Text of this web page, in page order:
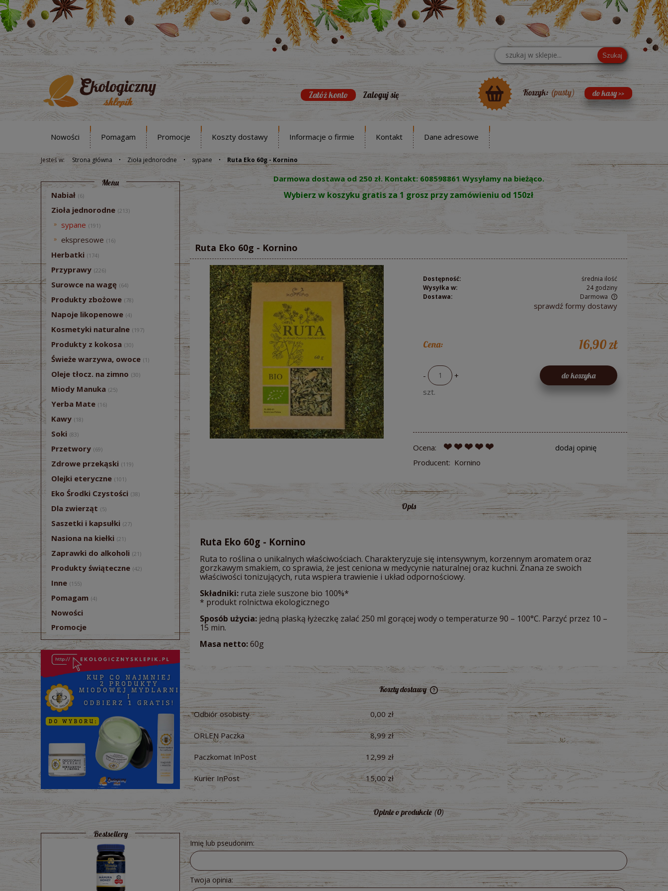
Szukaj
Załóż konto Zaloguj się Koszyk: (pusty)
Nowości Pomagam Promocje Koszty dostawy Informacje o firmie Kontakt Dane adresowe
Jesteś w: Strona główna Zioła jednorodne sypane Ruta Eko 60g - Kornino
Menu
Nabiał (6)
Zioła jednorodne (213)
sypane (191)
ekspresowe (16)
Herbatki (174)
Przyprawy (226)
Surowce na wagę (64)
Produkty zbożowe (78)
Napoje likopenowe (4)
Kosmetyki naturalne (197)
Produkty z kokosa (30)
Świeże warzywa, owoce (1)
Oleje tłocz. na zimno (30)
Miody Manuka (25)
Yerba Mate (16)
Kawy (18)
Soki (83)
Przetwory (69)
Zdrowe przekąski (119)
Olejki eteryczne (101)
Eko Środki Czystości (38)
Dla zwierząt (5)
Saszetki i kapsułki (27)
Nasiona na kiełki (21)
Zaprawki do alkoholi (21)
Produkty świąteczne (42)
Inne (155)
Pomagam (4)
Nowości
Promocje
Bestsellery
Darmowa dostawa od 250 zł. Kontakt: 608598861 Wysyłamy na bieżąco.
Wybierz w koszyku gratis za 1 grosz przy zamówieniu od 150zł
Ruta Eko 60g - Kornino
Dostępność:
średnia ilość
Wysyłka w:
24 godziny
Dostawa:
Darmowa
sprawdź formy dostawy
Cena: 16,90 zł
-
+
szt.
do koszyka
Ocena:
Producent: Kornino
dodaj opinię
Opis
Ruta Eko 60g - Kornino
Ruta to roślina o unikalnych właściwościach. Charakteryzuje się intensywnym, korzennym aromatem oraz
gorzkawym smakiem, co sprawia, że jest ceniona w medycynie naturalnej oraz kuchni. Znana ze swoich
właściwości tonizujących, ruta wspiera trawienie i układ odpornościowy.
Składniki: ruta ziele suszone bio 100%*
* produkt rolnictwa ekologicznego
Sposób użycia: jedną płaską łyżeczkę zalać 250 ml gorącej wody o temperaturze 90 – 100°C. Parzyć przez 10 –
15 min.
Masa netto:60g
Koszty dostawy
Cena nie zawiera ewentualnych kosztów
płatności
Odbiór osobisty 0,00 zł
ORLEN Paczka 8,99 zł
Paczkomat InPost 12,99 zł
Kurier InPost 15,00 zł
Opinie o produkcie (0)
Imię lub pseudonim:
Twoja opinia: